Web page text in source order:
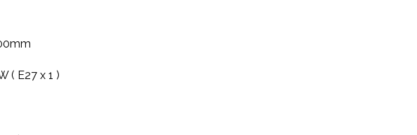
( E27 x 1 )